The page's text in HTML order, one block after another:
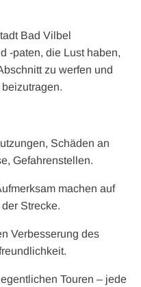
Bad Vilbel
-paten, die Lust haben,
zu werfen und
Schäden an
Gefahrenstellen.
machen auf
Strecke.
Verbesserung des
Touren – jede